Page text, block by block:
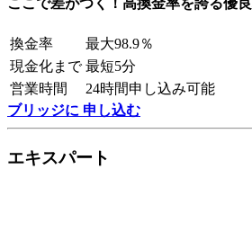
換金率
最大98.9％
現金化まで 最短5分
営業時間
24時間申し込み可能
ブリッジに 申し込む
エキスパート